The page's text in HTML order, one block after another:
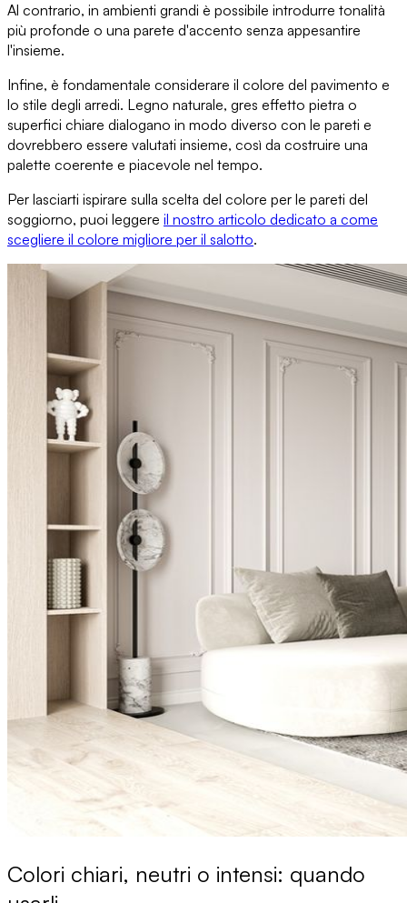
Al contrario, in ambienti grandi è possibile introdurre tonalità
più profonde o una parete d'accento senza appesantire
l'insieme.
Infine, è fondamentale considerare il colore del pavimento e
lo stile degli arredi. Legno naturale, gres effetto pietra o
superfici chiare dialogano in modo diverso con le pareti e
dovrebbero essere valutati insieme, così da costruire una
palette coerente e piacevole nel tempo.
Per lasciarti ispirare sulla scelta del colore per le pareti del
soggiorno, puoi leggere il nostro articolo dedicato a come
scegliere il colore migliore per il salotto.
Colori chiari, neutri o intensi: quando